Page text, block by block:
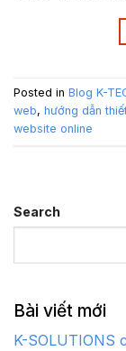
Posted in Blog K-
web, hướng dẫn
website online
Search
Bài viết mới
K-SOLUTIONS